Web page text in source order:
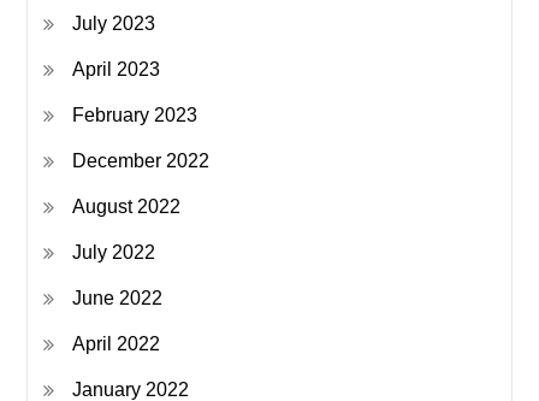
July 2023
April 2023
February 2023
December 2022
August 2022
July 2022
June 2022
April 2022
January 2022